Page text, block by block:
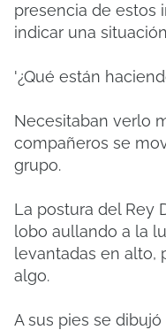
presencia de estos
indicar una
'¿Qué están
Necesitaban verlo
compañeros se
grupo.
La postura del Rey
lobo aullando a la
levantadas en alto,
algo.
A sus pies se